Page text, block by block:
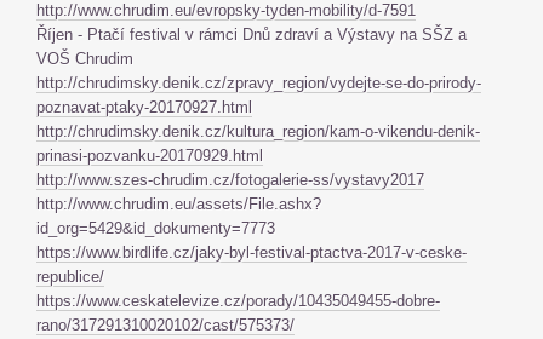
http://www.chrudim.eu/evropsky-tyden-mobility/d-7591
Říjen - Ptačí festival v rámci Dnů zdraví a Výstavy na SŠZ a
VOŠ Chrudim
http://chrudimsky.denik.cz/zpravy_region/vydejte-se-do-prirody-
poznavat-ptaky-20170927.html
http://chrudimsky.denik.cz/kultura_region/kam-o-vikendu-denik-
prinasi-pozvanku-20170929.html
http://www.szes-chrudim.cz/fotogalerie-ss/vystavy2017
http://www.chrudim.eu/assets/File.ashx?
id_org=5429&id_dokumenty=7773
https://www.birdlife.cz/jaky-byl-festival-ptactva-2017-v-ceske-
republice/
https://www.ceskatelevize.cz/porady/10435049455-dobre-
rano/317291310020102/cast/575373/